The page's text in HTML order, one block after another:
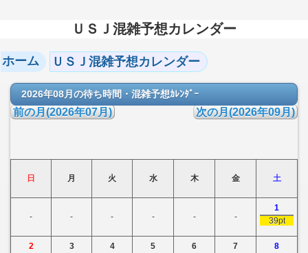
ＵＳＪ混雑予想カレンダー
ホーム ＵＳＪ混雑予想カレンダー
2026年08月の待ち時間・混雑予想ｶﾚﾝﾀﾞｰ
前の月(2026年07月) 次の月(2026年09月)
日 月 火 水 木 金 土
- - - - - -
1
39pt
2
3
4
5
6
7
8